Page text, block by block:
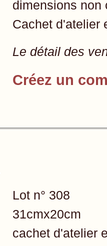
dimensions non
Cachet d'atelier
Le détail des
Créez un
Lot n° 308
31cmx20cm
cachet d'atelier